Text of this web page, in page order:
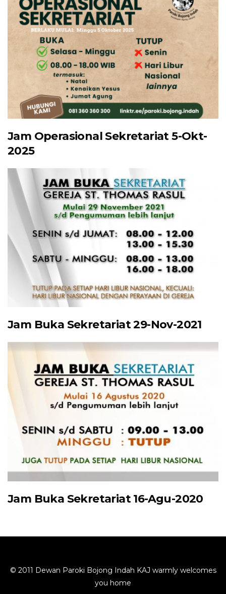
Jam Operasional Sekretariat 5-Okt-
2025
Jam Buka Sekretariat 29-Nov-2021
Jam Buka Sekretariat 16-Agu-2020
© 2011 Dewan Paroki Bojong Indah KAJ warmly welcomes
you home